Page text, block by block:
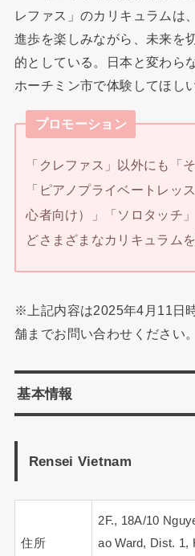
レファス」のカリキュラムは
進歩を楽しみながら、未来を
的としている。日本と変わら
ホーチミン市で体験してほしい
プロモーション
「クレファス」以外にも「
「ピアノプライベートレッ
心者向け）」「ソロタッチ
どさまざまなカリキュラムを
※上記内容は2025年4月11日
舗までお問い合わせください。
基本情報
Rensei Vietnam
住所
2F., 18A/10
ao Ward, Dist. 1,